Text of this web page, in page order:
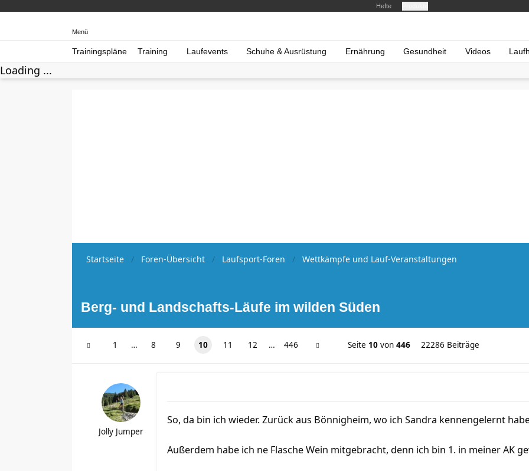
Hefte
Menü
Trainingspläne Training Laufevents Schuhe & Ausrüstung Ernährung Gesundheit Videos
Loading ...
Startseite Foren-Übersicht Laufsport-Foren Wettkämpfe und Lauf-Veranstaltungen
Berg- und Landschafts-Läufe im wilden Süden
1 … 8 9 10 11 12 … 446 Seite 10 von 446 22286 Beiträge
Jolly Jumper
So, da bin ich wieder. Zurück aus Bönnigheim, wo ich Sandra kennengelernt
Außerdem habe ich ne Flasche Wein mitgebracht, denn ich bin 1. in meiner AK